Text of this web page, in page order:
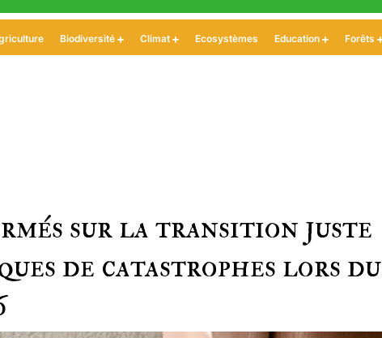
Biodiversité Climat Ecosystèmes Education Forêts
sur la transition juste
de catastrophes lors du